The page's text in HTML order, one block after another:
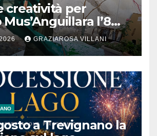
creatività per
Mus’Anguillara l’8
al Museo
2026 GRAZIAROSA VILLANI
a Trevignano la